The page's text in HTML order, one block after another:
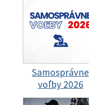
Samosprávne
voľby 2026